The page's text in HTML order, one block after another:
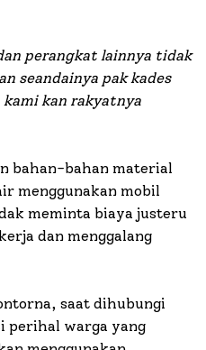
perangkat lainnya tidak
seandainya pak kades
kami kan rakyatnya
bahan-bahan material
menggunakan mobil
meminta biaya justeru
dan menggalang
saat dihubungi
perihal warga yang